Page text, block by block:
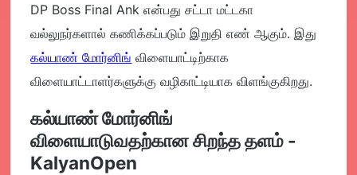
DP Boss Final Ank என்பது சட்டா மட்டகா
வல்லுநர்களால் கணிக்கப்படும் இறுதி எண் ஆகும். இது
கல்யாண் மோர்னிங் விளையாட்டிற்காக
விளையாட்டாளர்களுக்கு வழிகாட்டியாக விளங்குகிறது.
கல்யாண் மோர்னிங்
விளையாடுவதற்கான சிறந்த தளம் -
KalyanOpen